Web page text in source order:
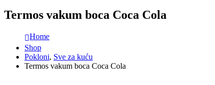
Termos vakum boca Coca Cola
Home
Shop
Pokloni, Sve za kuću
Termos vakum boca Coca Cola